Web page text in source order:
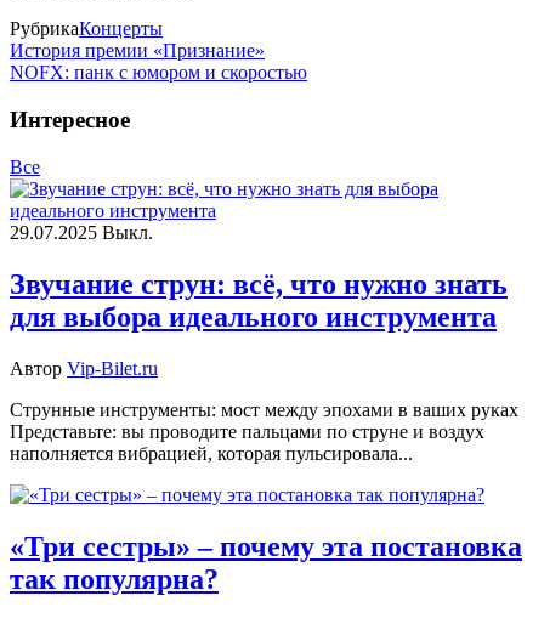
РубрикаКонцерты
История премии «Признание»
NOFX: панк с юмором и скоростью
Интересное
Все
29.07.2025 Выкл.
Звучание струн: всё, что нужно знать
для выбора идеального инструмента
Автор Vip-Bilet.ru
Струнные инструменты: мост между эпохами в ваших руках
Представьте: вы проводите пальцами по струне и воздух
наполняется вибрацией, которая пульсировала...
«Три сестры» – почему эта постановка
так популярна?